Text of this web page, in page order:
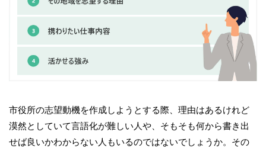
市役所の志望動機を作成しようとする際、理由はあるけれど
漠然としていて言語化が難しい人や、そもそも何から書き出
せば良いかわからない人もいるのではないでしょうか。その